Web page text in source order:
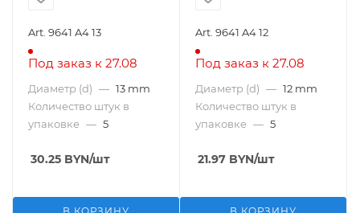
Art. 9641 A4 13
Под заказ к 27.08
Диаметр (d) — 13 mm
Количество штук в
упаковке — 5
30.25 BYN/шт
Art. 9641 A4 12
Под заказ к 27.08
Диаметр (d) — 12 mm
Количество штук в
упаковке — 5
21.97 BYN/шт